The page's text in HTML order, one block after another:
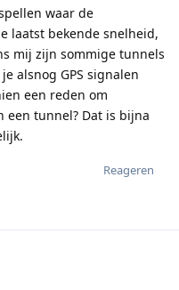
waar de
laatst bekende snelheid,
mij zijn sommige tunnels
alsnog GPS signalen
een reden om
tunnel? Dat is bijna
Reageren